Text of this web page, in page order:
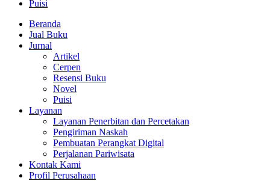
Puisi
Beranda
Jual Buku
Jurnal
Artikel
Cerpen
Resensi Buku
Novel
Puisi
Layanan
Layanan Penerbitan dan Percetakan
Pengiriman Naskah
Pembuatan Perangkat Digital
Perjalanan Pariwisata
Kontak Kami
Profil Perusahaan